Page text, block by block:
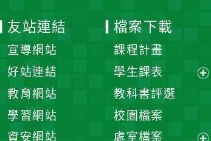
友站連結
宣導網站
好站連結
教育網站
學習網站
資安網站
檔案下載
課程計畫
學生課表
教科書評選
校園檔案
處室檔案